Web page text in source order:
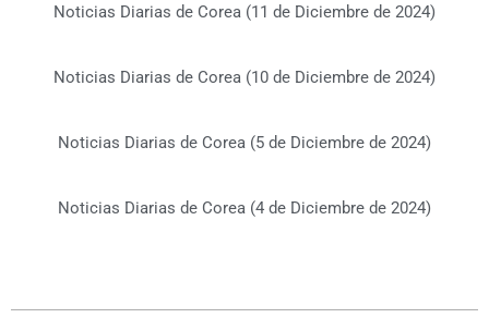
Noticias Diarias de Corea (11 de Diciembre de 2024)
Noticias Diarias de Corea (10 de Diciembre de 2024)
Noticias Diarias de Corea (5 de Diciembre de 2024)
Noticias Diarias de Corea (4 de Diciembre de 2024)